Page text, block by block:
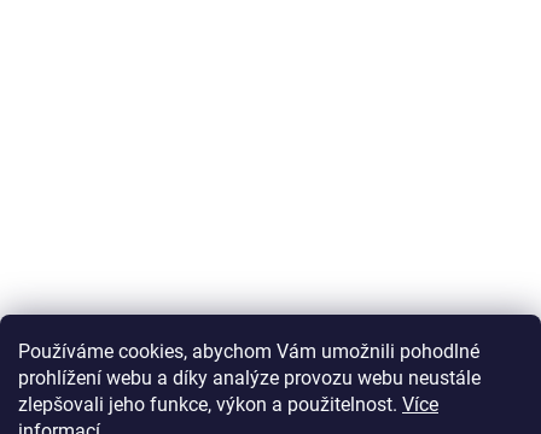
Používáme cookies, abychom Vám umožnili pohodlné
prohlížení webu a díky analýze provozu webu neustále
zlepšovali jeho funkce, výkon a použitelnost. Více